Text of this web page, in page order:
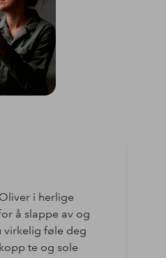
i herlige
å slappe av og
virkelig føle deg
te og sole